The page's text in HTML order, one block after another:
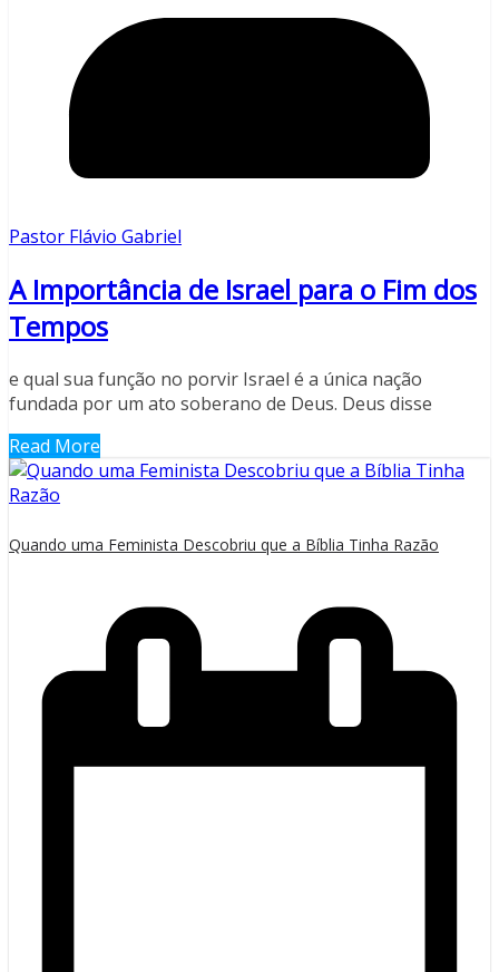
Pastor Flávio Gabriel
A Importância de Israel para o Fim dos
Tempos
e qual sua função no porvir Israel é a única nação
fundada por um ato soberano de Deus. Deus disse
Read More
Quando uma Feminista Descobriu que a Bíblia Tinha Razão